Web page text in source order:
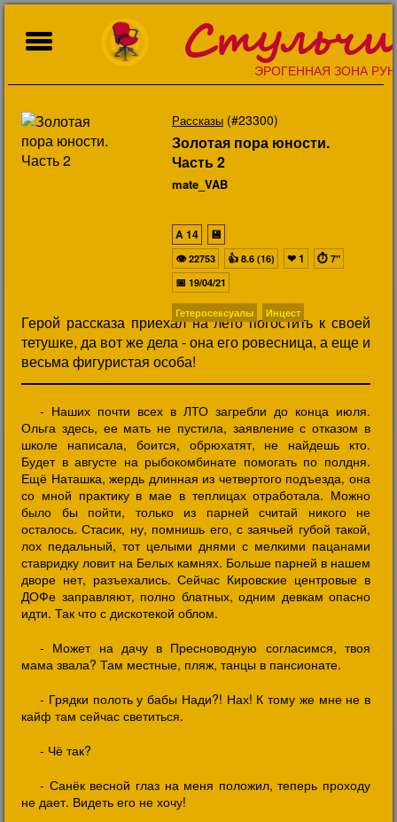
ЭРОГЕННАЯ ЗОНА
Рассказы (#23300)
Золотая пора юности.
Часть 2
mate_VAB
Герой рассказа приехал на лето погостить к своей
тетушке, да вот же дела - она его ровесница, а еще и
весьма фигуристая особа!
A14
💾
👁22753 👍 8.6 (16) ❤1 ⏱ 7"
📅 19/04/21
Гетеросексуалы Инцест
- Наших почти всех в ЛТО загребли до конца июля.
Ольга здесь, ее мать не пустила, заявление с отказом в
школе написала, боится, обрюхатят, не найдешь кто.
Будет в августе на рыбокомбинате помогать по полдня.
Ещё Наташка, жердь длинная из четвертого подъезда, она
со мной практику в мае в теплицах отработала. Можно
было бы пойти, только из парней считай никого не
осталось. Стасик, ну, помнишь его, с заячьей губой такой,
лох педальный, тот целыми днями с мелкими пацанами
ставридку ловит на Белых камнях. Больше парней в нашем
дворе нет, разъехались. Сейчас Кировские центровые в
ДОФе заправляют, полно блатных, одним девкам опасно
идти. Так что с дискотекой облом.
- Может на дачу в Пресноводную согласимся, твоя
мама звала? Там местные, пляж, танцы в пансионате.
- Грядки полоть у бабы Нади?! Нах! К тому же мне не в
кайф там сейчас светиться.
- Чё так?
- Санёк весной глаз на меня положил, теперь проходу
не дает. Видеть его не хочу!